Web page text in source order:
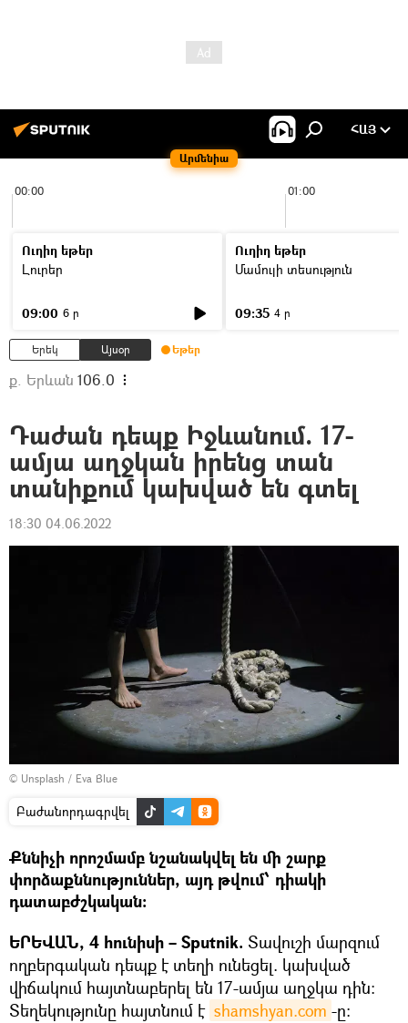
Արմենիա
ՀԱՅ
00:00 01:00
Ուղիղ եթեր
Լուրեր
09:00 6 ր
Ուղիղ եթեր
Մամուլի տեսություն
09:35 4 ր
Երեկ Այսօր Եթեր
ք. Երևան 106.0
Դաժան դեպք Իջևանում. 17-
ամյա աղջկան իրենց տան
տանիքում կախված են գտել
18:30 04.06.2022
© Unsplash / Eva Blue
Բաժանորդագրվել
Քննիչի որոշմամբ նշանակվել են մի շարք
փորձաքննություններ, այդ թվում՝ դիակի
դատաբժշկական:
ԵՐԵՎԱՆ, 4 հունիսի – Sputnik. Տավուշի մարզում
ողբերգական դեպք է տեղի ունեցել. կախված
վիճակում հայտնաբերել են 17-ամյա աղջկա դին։
Տեղեկությունը հայտնում է shamshyan.com -ը։